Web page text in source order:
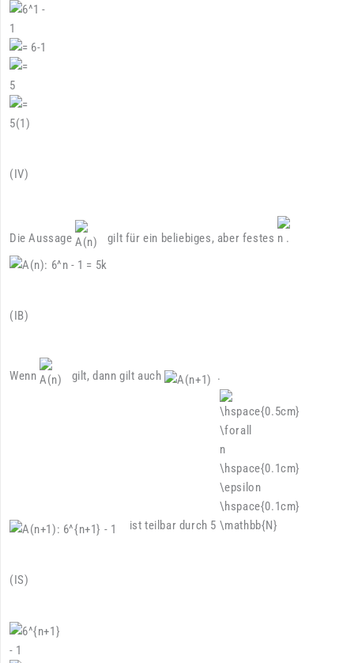
(IV)
Die Aussage gilt für ein beliebiges, aber festes .
(IB)
Wenn gilt, dann gilt auch .
ist teilbar durch 5
(IS)